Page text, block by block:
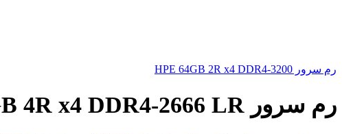
رم سرور HPE 64GB 2R x4 DDR4‑3200
رم سرور HPE 64GB 4R x4 DDR4-2666 LR